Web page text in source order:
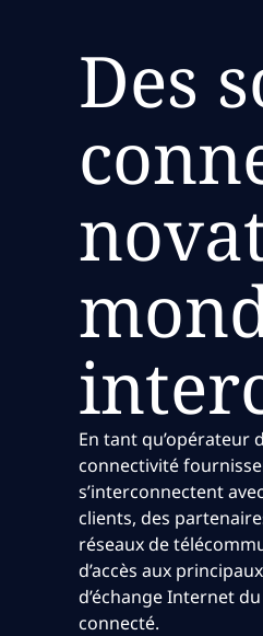
Des
En tant qu’opérateur
connectivité
s’interconnectent
clients, des
réseaux de
d’accès aux
d’échange Internet
connecté.